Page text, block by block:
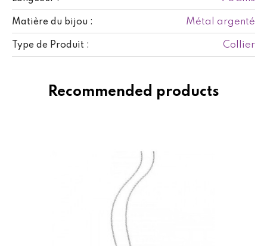
Matière du bijou : Métal argenté
Type de Produit : Collier
Recommended products